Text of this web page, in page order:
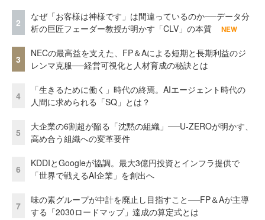
2
なぜ「お客様は神様です」は間違っているのか──データ分
析の巨匠フェーダー教授が明かす「CLV」の本質
NEW
3
NECの最高益を支えた、FP＆Aによる短期と長期利益のジ
レンマ克服──経営可視化と人材育成の秘訣とは
4
「生きるために働く」時代の終焉。AIエージェント時代の
人間に求められる「SQ」とは？
5
大企業の6割超が陥る「沈黙の組織」──U-ZEROが明かす、
高め合う組織への変革要件
6
KDDIとGoogleが協調。最大3億円投資とインフラ提供で
「世界で戦えるAI企業」を創出へ
7
味の素グループが中計を廃止し目指すこと──FP＆Aが主導
する「2030ロードマップ」達成の算定式とは